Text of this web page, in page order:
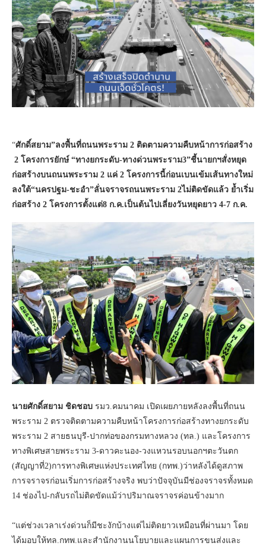
“ศักดิ์สยาม”ลงพื้นที่ถนนพระราม 2 ติดตามความคืบหน้าการก่อสร้าง
2 โครงการยักษ์ “ทางยกระดับ-ทางด่วนพระราม3”ชี้นายกฯสั่งหยุด
ก่อสร้างบนถนนพระราม 2 แค่ 2 โครงการนี้ก่อนเบนเข้มเส้นทางใหม่
ลงใต้“นครปฐม-ชะอำ”ลั่นจราจรถนนพระราม 2ไม่ติดขัดแล้ว ย้ำเริ่ม
ก่อสร้าง 2 โครงการตั้งแต่8 ก.ค.เป็นต้นไปเลี่ยงวันหยุดยาว 4-7 ก.ค.
นายศักดิ์สยาม ชิดชอบ รมว.คมนาคม เปิดเผยภายหลังลงพื้นที่ถนน
พระราม 2 ตรวจติดตามความคืบหน้าโครงการก่อสร้างทางยกระดับ
พระราม 2 สายธนบุรี-ปากท่อของกรมทางหลวง (ทล.) และโครงการ
ทางพิเศษสายพระราม 3-ดาวคะนอง-วงแหวนรอบนอกฯตะวันตก
(สัญญาที่2)การทางพิเศษแห่งประเทศไทย (กทพ.)ว่าหลังได้ดูสภาพ
การจราจรก่อนเริ่มการก่อสร้างจริง พบว่าปัจจุบันมีช่องจราจรทั้งหมด
14 ช่องไป-กลับรถไม่ติดขัดแม้ว่าปริมาณจราจรค่อนข้างมาก
“แต่ช่วงเวลาเร่งด่วนก็มีชะงักบ้างแต่ไม่ติดยาวเหมือนที่ผ่านมา โดย
ได้มอบให้ทล.กทพ.และสำนักงานนโยบายและแผนการขนส่งและ